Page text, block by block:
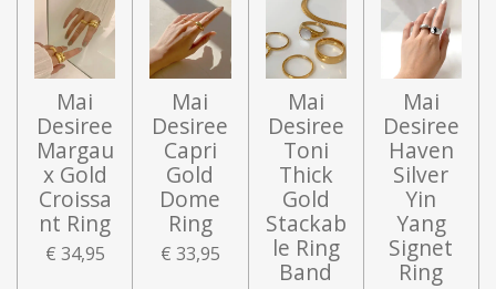
Mai
Desiree
Margau
x Gold
Croissa
nt Ring
€ 34,95
Mai
Desiree
Capri
Gold
Dome
Ring
€ 33,95
Mai
Desiree
Toni
Thick
Gold
Stackab
le Ring
Band
Mai
Desiree
Haven
Silver
Yin
Yang
Signet
Ring